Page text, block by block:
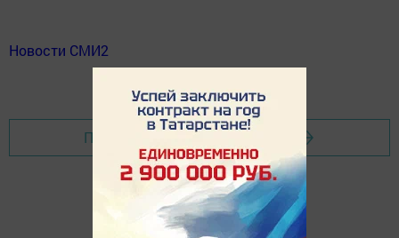
Новости СМИ2
Перейти на страницу новости